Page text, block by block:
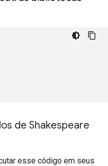
de Shakespeare
esse código em seus